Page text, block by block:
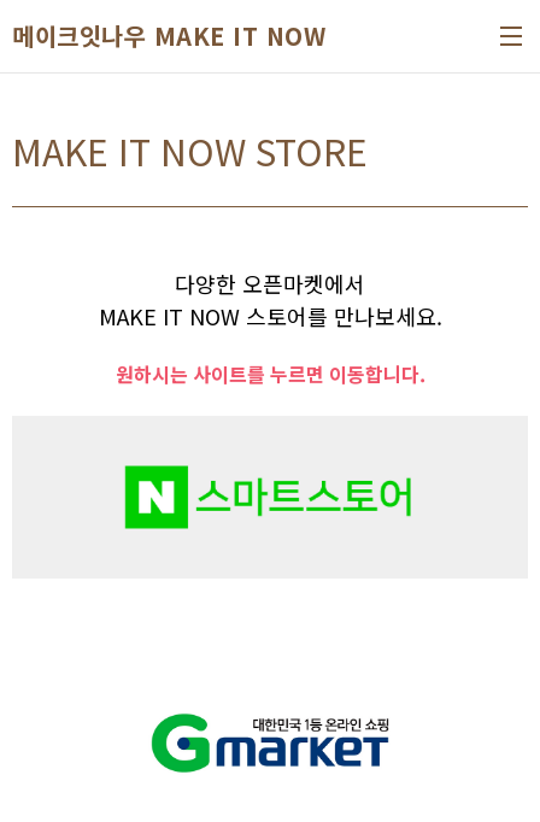
메이크잇나우 MAKE IT NOW
MAKE IT NOW STORE
다양한 오픈마켓에서
MAKE IT NOW 스토어를 만나보세요.
원하시는 사이트를 누르면 이동합니다.